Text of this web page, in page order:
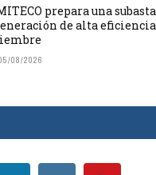
prepara una
de alta
08/2026